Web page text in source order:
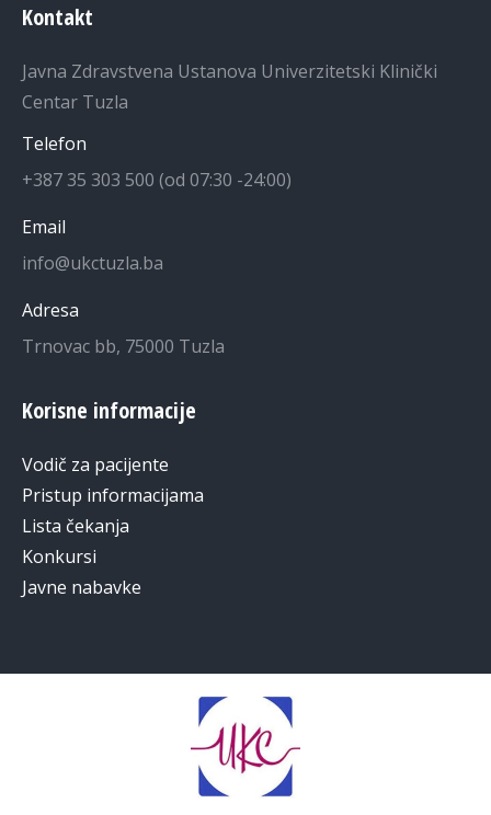
Kontakt
Javna Zdravstvena Ustanova Univerzitetski Klinički
Centar Tuzla
Telefon
+387 35 303 500 (od 07:30 -24:00)
Email
info@ukctuzla.ba
Adresa
Trnovac bb, 75000 Tuzla
Korisne informacije
Vodič za pacijente
Pristup informacijama
Lista čekanja
Konkursi
Javne nabavke